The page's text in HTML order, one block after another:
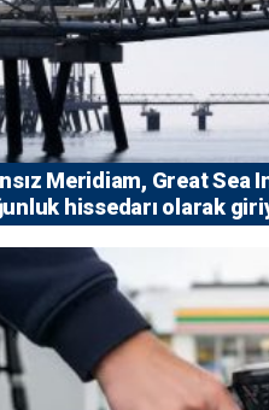
Meridiam, Great Sea
hissedarı olarak